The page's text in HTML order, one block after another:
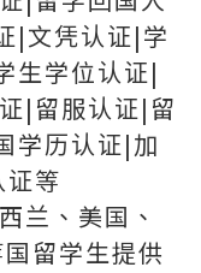
|文凭认证|学
生学位认证|
|留服认证|留
学历认证|加
等
兰、美国、
留学生提供